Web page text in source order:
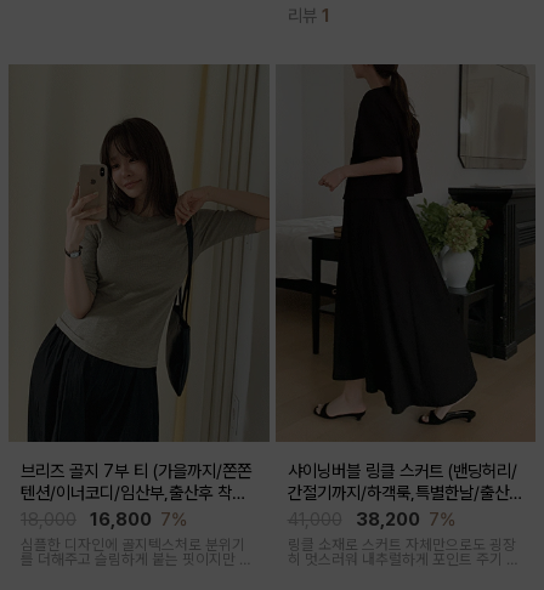
패턴과 우아한 광택감이 세련된 롱스커
리뷰 1
브리즈 골지 7부 티 (가을까지/쫀쫀
텐션/이너코디/임산부,출산후 착용
16,800 7%
심플한 디자인에 골지텍스처로 분위기
를 더해주고 슬림하게 붙는 핏이지만 부
샤이닝버블 링클 스커트 (밴딩허리/
간절기까지/하객룩,특별한날/출산후
38,200 7%
링클 소재로 스커트 자체만으로도 굉장
히 멋스러워 내추럴하게 포인트 주기 좋